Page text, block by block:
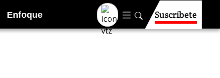
Enfoque Suscríbete